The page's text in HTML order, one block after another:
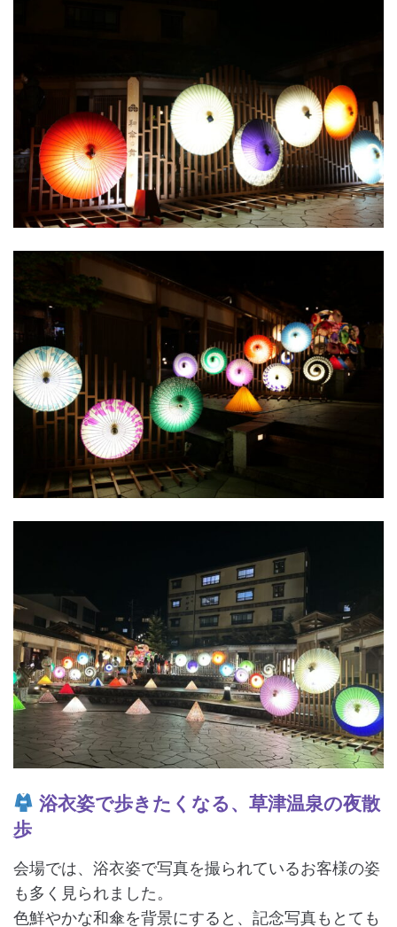
浴衣姿で歩きたくなる、草津温泉の夜散
歩
会場では、浴衣姿で写真を撮られているお客様の姿
も多く見られました。
色鮮やかな和傘を背景にすると、記念写真もとても